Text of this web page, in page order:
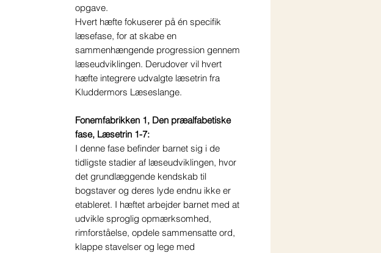
opgave.
Hvert hæfte fokuserer på én specifik
læsefase, for at skabe en
sammenhængende progression gennem
læseudviklingen. Derudover vil hvert
hæfte integrere udvalgte læsetrin fra
Kluddermors Læseslange.
Fonemfabrikken 1, Den præalfabetiske
fase, Læsetrin 1-7:
I denne fase befinder barnet sig i de
tidligste stadier af læseudviklingen, hvor
det grundlæggende kendskab til
bogstaver og deres lyde endnu ikke er
etableret. I hæftet arbejder barnet med at
udvikle sproglig opmærksomhed,
rimforståelse, opdele sammensatte ord,
klappe stavelser og lege med